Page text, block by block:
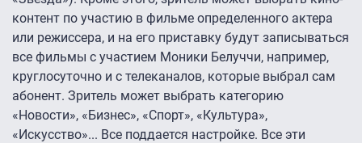
контент по участию в фильме определенного актера
или режиссера, и на его приставку будут записываться
все фильмы с участием Моники Белуччи, например,
круглосуточно и с телеканалов, которые выбрал сам
абонент. Зритель может выбрать категорию
«Новости», «Бизнес», «Спорт», «Культура»,
«Искусство»... Все поддается настройке. Все эти